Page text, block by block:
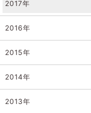
2017年
2016年
2015年
2014年
2013年